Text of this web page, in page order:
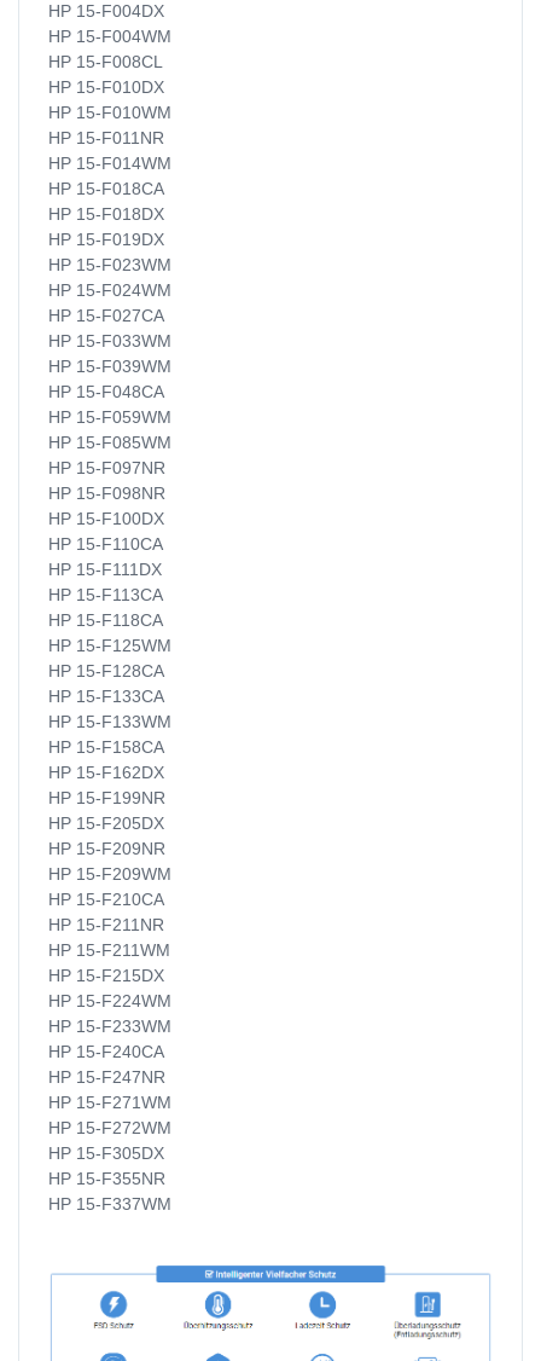
HP 15-F004DX
HP 15-F004WM
HP 15-F008CL
HP 15-F010DX
HP 15-F010WM
HP 15-F011NR
HP 15-F014WM
HP 15-F018CA
HP 15-F018DX
HP 15-F019DX
HP 15-F023WM
HP 15-F024WM
HP 15-F027CA
HP 15-F033WM
HP 15-F039WM
HP 15-F048CA
HP 15-F059WM
HP 15-F085WM
HP 15-F097NR
HP 15-F098NR
HP 15-F100DX
HP 15-F110CA
HP 15-F111DX
HP 15-F113CA
HP 15-F118CA
HP 15-F125WM
HP 15-F128CA
HP 15-F133CA
HP 15-F133WM
HP 15-F158CA
HP 15-F162DX
HP 15-F199NR
HP 15-F205DX
HP 15-F209NR
HP 15-F209WM
HP 15-F210CA
HP 15-F211NR
HP 15-F211WM
HP 15-F215DX
HP 15-F224WM
HP 15-F233WM
HP 15-F240CA
HP 15-F247NR
HP 15-F271WM
HP 15-F272WM
HP 15-F305DX
HP 15-F355NR
HP 15-F337WM